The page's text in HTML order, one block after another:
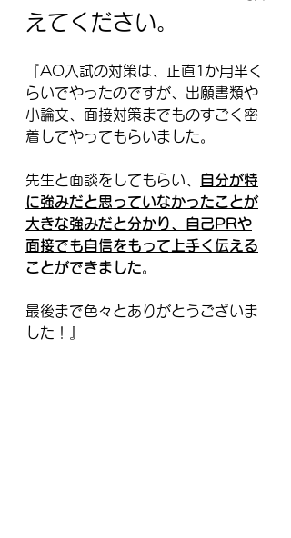
えてください。
『AO入試の対策は、正直1か月半く
らいでやったのですが、出願書類や
小論文、面接対策までものすごく密
着してやってもらいました。
先生と面談をしてもらい、 自分が特
に強みだと思っていなかったことが
大きな強みだと分かり、自己PRや
面接でも自信をもって上手く伝える
ことができました。
最後まで色々とありがとうございま
した！』